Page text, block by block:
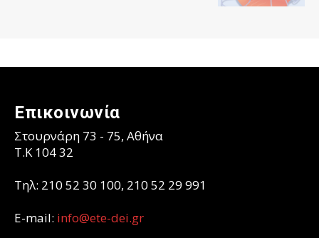
Επικοινωνία
Στουρνάρη 73 - 75, Αθήνα
T.K 104 32
Τηλ: 210 52 30 100, 210 52 29 991
E-mail: info@ete-dei.gr